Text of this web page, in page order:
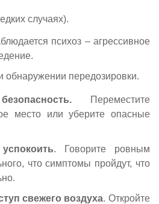
случаях).
психоз – агрессивное
обнаружении передозировки.
Переместите
место или уберите опасные
. Говорите ровным
что симптомы пройдут, что
свежего воздуха. Откройте